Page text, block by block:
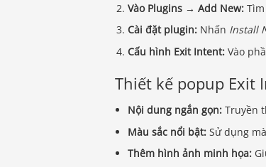
Vào Plugins → Add New:
Cài đặt plugin: Nhấn Install
Cấu hình Exit Intent: Vào
Thiết kế popup Exit
Nội dung ngắn gọn: Truyền
Màu sắc nổi bật: Sử dụng
Thêm hình ảnh minh họa: